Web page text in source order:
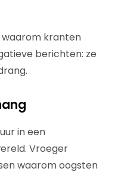
kranten
berichten: ze
in een
Vroeger
waarom oogsten